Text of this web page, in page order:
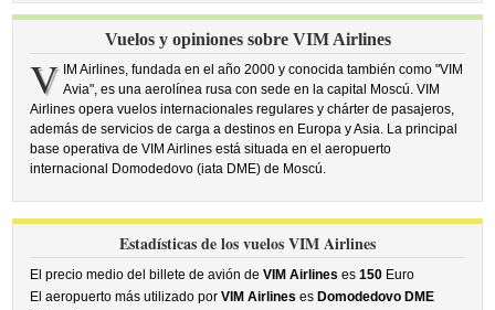
Vuelos y opiniones sobre VIM Airlines
V
IM Airlines, fundada en el año 2000 y conocida también como "VIM
Avia", es una aerolínea rusa con sede en la capital Moscú. VIM
Airlines opera vuelos internacionales regulares y chárter de pasajeros,
además de servicios de carga a destinos en Europa y Asia. La principal
base operativa de VIM Airlines está situada en el aeropuerto
internacional Domodedovo (iata DME) de Moscú.
Estadísticas de los vuelos VIM Airlines
El precio medio del billete de avión deVIM Airlines es150 Euro
El aeropuerto más utilizado porVIM Airlines es Domodedovo DME